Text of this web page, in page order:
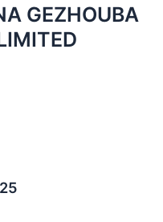
GEZHOUBA